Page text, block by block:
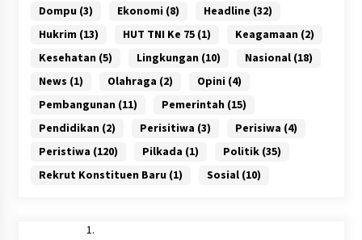
Dompu (3) Ekonomi (8) Headline (32)
Hukrim (13) HUT TNI Ke 75(1) Keagamaan (2)
Kesehatan (5) Lingkungan (10) Nasional(18)
News (1) Olahraga (2) Opini (4)
Pembangunan (11) Pemerintah (15)
Pendidikan (2) Perisitiwa (3) Perisiwa (4)
Peristiwa (120) Pilkada (1) Politik(35)
Rekrut Konstituen Baru (1) Sosial(10)